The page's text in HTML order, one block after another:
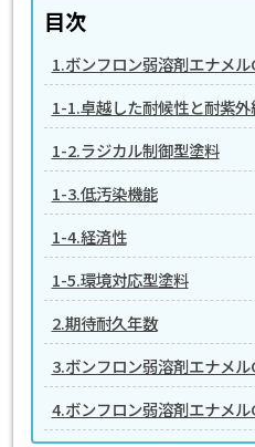
目次
1.ボンフロン弱溶剤エナメ
1-1.卓越した耐候性と耐紫外
1-2.ラジカル制御型塗料
1-3.低汚染機能
1-4.経済性
1-5.環境対応型塗料
2.期待耐久年数
3.ボンフロン弱溶剤エナメ
4.ボンフロン弱溶剤エナメ